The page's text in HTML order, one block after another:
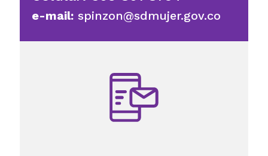
e-mail: spinzon@sdmujer.gov.co